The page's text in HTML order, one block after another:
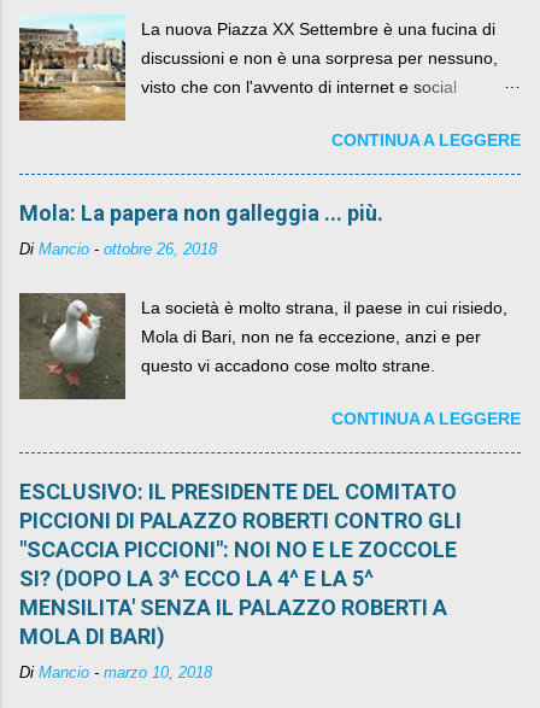
La nuova Piazza XX Settembre è una fucina di
discussioni e non è una sorpresa per nessuno,
visto che con l'avvento di internet e social
sua lasciandone anche traccia scritta nel web.
CONTINUA A LEGGERE
Mola: La papera non galleggia ... più.
Di Mancio - ottobre 26, 2018
La società è molto strana, il paese in cui risiedo,
Mola di Bari, non ne fa eccezione, anzi e per
questo vi accadono cose molto strane.
CONTINUA A LEGGERE
ESCLUSIVO: IL PRESIDENTE DEL COMITATO
PICCIONI DI PALAZZO ROBERTI CONTRO GLI
"SCACCIA PICCIONI": NOI NO E LE ZOCCOLE
SI? (DOPO LA 3^ ECCO LA 4^ E LA 5^
MENSILITA' SENZA IL PALAZZO ROBERTI A
MOLA DI BARI)
Di Mancio - marzo 10, 2018